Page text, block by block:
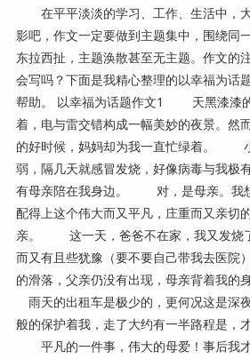
在平平淡淡的学习、工作、生活中，
影吧，作文一定要做到主题集中，围绕同
东拉西扯，主题涣散甚至无主题。作文的
会写吗？下面是我精心整理的以幸福为话
帮助。 以幸福为话题作文1 天黑漆漆
着，电与雷交错构成一幅美妙的夜景。
的好时候，妈妈却为我一直忙绿着。
弱，隔几天就感冒发烧，好像病毒与我极
有母亲陪在我身边。 对，是母亲。我
配得上这个伟大而又平凡，庄重而又亲
亲。 这一天，爸爸不在家，我又发烧
而又有且些犹豫（要不要自己带我去医院
的滑落，父亲仍没有出现，母亲背着我
雨天的出租车是极少的，更何况这是深
般的保护着我，走了大约有一半路程是，
平凡的一件事，伟大的母爱！事后我才